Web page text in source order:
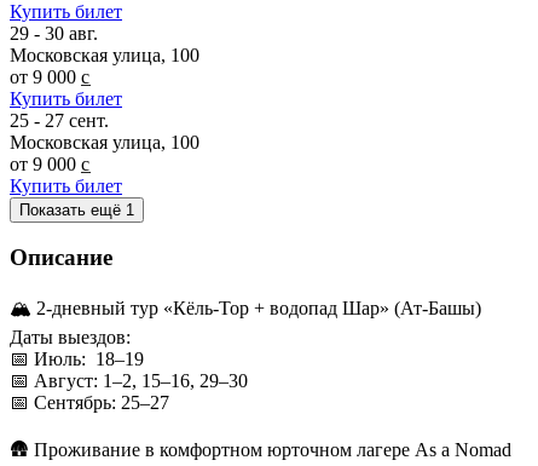
Купить билет
29 - 30 авг.
Московская улица, 100
от 9 000 c̲
Купить билет
25 - 27 сент.
Московская улица, 100
от 9 000 c̲
Купить билет
Показать ещё 1
Описание
🏔 2-дневный тур «Кёль-Тор + водопад Шар» (Ат-Башы)
Даты выездов:
📅 Июль: 18–19
📅 Август: 1–2, 15–16, 29–30
📅 Сентябрь: 25–27
🛖 Проживание в комфортном юрточном лагере As a Nomad